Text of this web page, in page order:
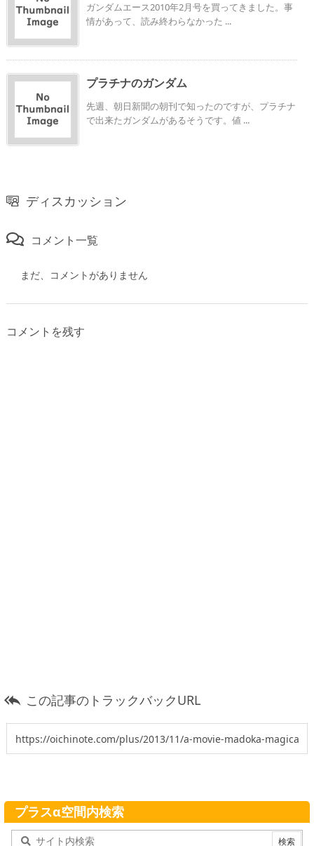
ガンダムエース2010年2月号を買ってきました。事
情があって、読み終わらなかった ...
プラチナのガンダム
先週、朝日新聞の朝刊で知ったのですが、プラチナ
で出来たガンダムがあるそうです。値 ...
ディスカッション
コメント一覧
まだ、コメントがありません
コメントを残す
 この記事のトラックバックURL
プラスα空間内検索